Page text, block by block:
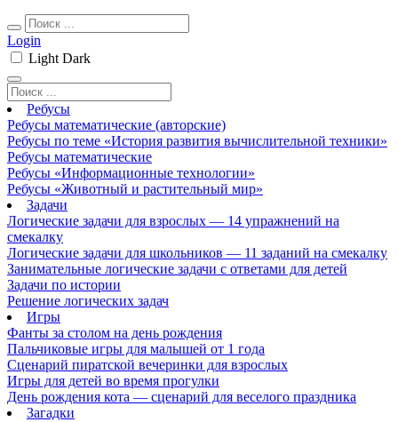
Login
Light Dark
Ребусы
Ребусы математические (авторские)
Ребусы по теме «История развития вычислительной техники»
Ребусы математические
Ребусы «Информационные технологии»
Ребусы «Животный и растительный мир»
Задачи
Логические задачи для взрослых — 14 упражнений на
смекалку
Логические задачи для школьников — 11 заданий на смекалку
Занимательные логические задачи с ответами для детей
Задачи по истории
Решение логических задач
Игры
Фанты за столом на день рождения
Пальчиковые игры для малышей от 1 года
Сценарий пиратской вечеринки для взрослых
Игры для детей во время прогулки
День рождения кота — сценарий для веселого праздника
Загадки